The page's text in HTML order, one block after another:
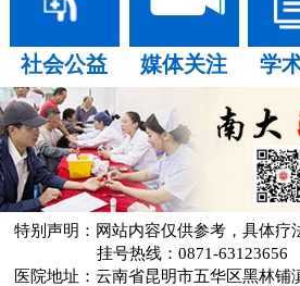
社会公益 媒体关注 学
特别声明：网站内容仅供参考，具体疗
挂号热线：0871-63123656
医院地址：云南省昆明市五华区黑林铺